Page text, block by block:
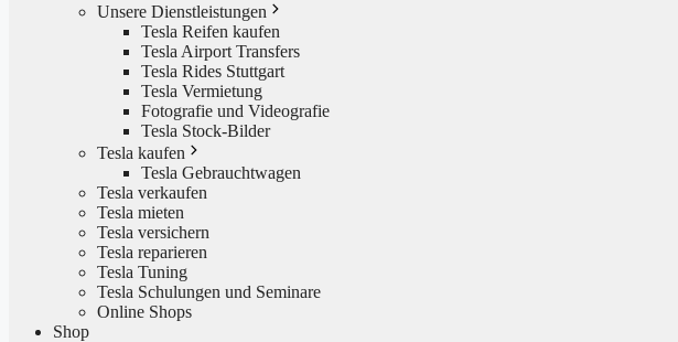
Unsere Dienstleistungen
Tesla Reifen kaufen
Tesla Airport Transfers
Tesla Rides Stuttgart
Tesla Vermietung
Fotografie und Videografie
Tesla Stock-Bilder
Tesla kaufen
Tesla Gebrauchtwagen
Tesla verkaufen
Tesla mieten
Tesla versichern
Tesla reparieren
Tesla Tuning
Tesla Schulungen und Seminare
Online Shops
Shop